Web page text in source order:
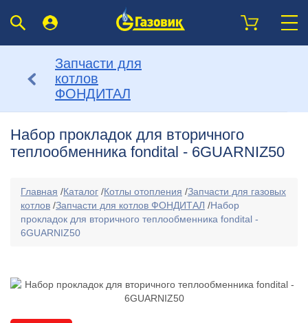
Запчасти для
котлов
ФОНДИТАЛ
Набор прокладок для вторичного
теплообменника fondital - 6GUARNIZ50
Главная /Каталог /Котлы отопления /Запчасти для газовых
котлов /Запчасти для котлов ФОНДИТАЛ /Набор
прокладок для вторичного теплообменника fondital -
6GUARNIZ50